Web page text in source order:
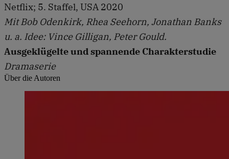
Netflix; 5. Staffel, USA 2020
Mit Bob Odenkirk, Rhea Seehorn, Jonathan Banks
u. a. Idee: Vince Gilligan, Peter Gould.
Ausgeklügelte und spannende Charakterstudie
Dramaserie
Über die Autoren